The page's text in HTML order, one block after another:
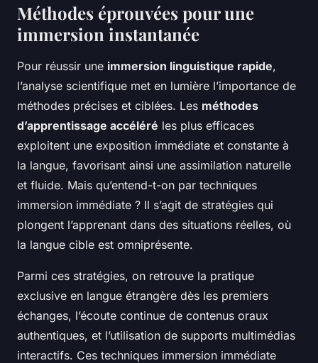
Méthodes éprouvées pour une
immersion instantanée
Pour réussir une immersion linguistique rapide,
l’analyse scientifique met en lumière l’importance de
méthodes précises et ciblées. Les méthodes
d’apprentissage accéléré les plus efficaces
exploitent une exposition immédiate et constante à
la langue, favorisant ainsi une assimilation naturelle
et fluide. Mais qu’entend-t-on par techniques
immersion immédiate ? Il s’agit de stratégies qui
plongent l’apprenant dans des situations réelles, où
la langue cible est omniprésente.
Parmi ces stratégies, on retrouve la pratique
exclusive en langue étrangère dès les premiers
échanges, l’écoute continue de contenus oraux
authentiques, et l’utilisation de supports multimédias
interactifs. Ces techniques immersion immédiate